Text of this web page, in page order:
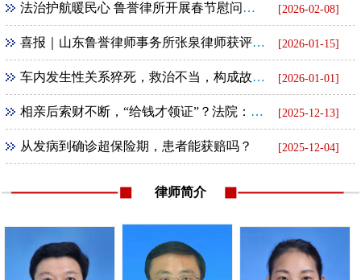
[2026-02-08]
法治护航暖民心 鲁誉律所开展春节慰问暨普法下乡活动
[2026-01-15]
喜报｜山东鲁誉律师事务所张泉律师获评全省律师行业第一批 “四好” 党员
[2026-01-01]
车内发生性关系猝死，救治不当，构成故意杀人罪
[2025-12-13]
相亲后索财不断，“给钱才领证”？法院：全额返还！
[2025-12-04]
从发病到确诊超保险期，患者能获赔吗？
律师简介